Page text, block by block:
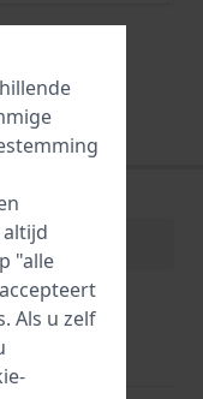
Functies
"alle
Als u zelf